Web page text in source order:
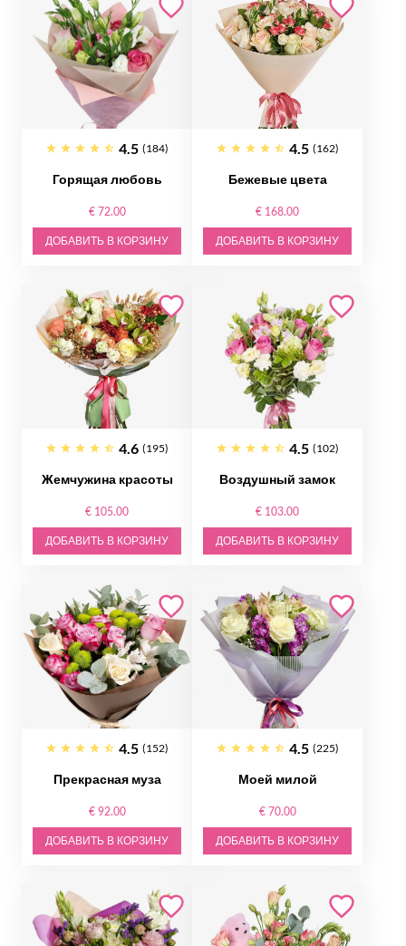
4.5 (184)
Горящая любовь
€ 72.00
ДОБАВИТЬ В КОРЗИНУ
4.5 (162)
Бежевые цвета
€ 168.00
ДОБАВИТЬ В КОРЗИНУ
4.6 (195)
Жемчужина красоты
€ 105.00
ДОБАВИТЬ В КОРЗИНУ
4.5 (102)
Воздушный замок
€ 103.00
ДОБАВИТЬ В КОРЗИНУ
4.5 (152)
Прекрасная муза
€ 92.00
ДОБАВИТЬ В КОРЗИНУ
4.5 (225)
Моей милой
€ 70.00
ДОБАВИТЬ В КОРЗИНУ